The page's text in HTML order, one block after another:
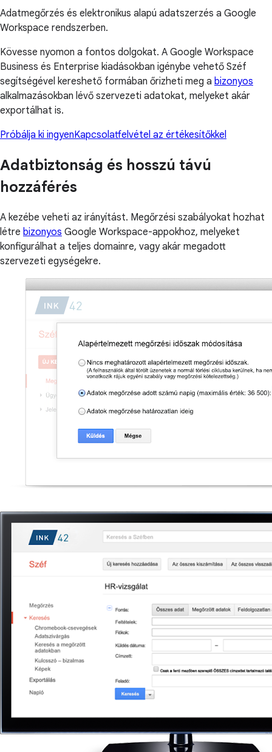
Adatmegőrzés és elektronikus alapú adatszerzés a Google
Workspace rendszerben.
Kövesse nyomon a fontos dolgokat. A Google Workspace
Business és Enterprise kiadásokban igénybe vehető Széf
segítségével kereshető formában őrizheti meg a bizonyos
alkalmazásokban lévő szervezeti adatokat, melyeket akár
exportálhat is.
Próbálja ki ingyenKapcsolatfelvétel az értékesítőkkel
Adatbiztonság és hosszú távú
hozzáférés
A kezébe veheti az irányítást. Megőrzési szabályokat hozhat
létre bizonyos Google Workspace-appokhoz, melyeket
konfigurálhat a teljes domainre, vagy akár megadott
szervezeti egységekre.